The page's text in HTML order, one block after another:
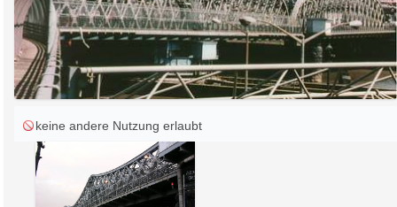
keine andere Nutzung erlaubt